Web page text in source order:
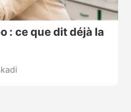
: ce que dit déjà la